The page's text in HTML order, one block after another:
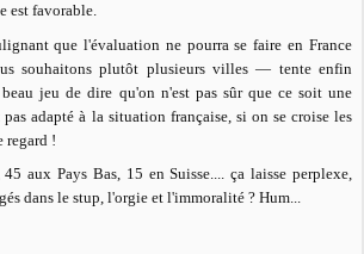
est favorable.
que l'évaluation ne pourra se faire en France
souhaitons plutôt plusieurs villes — tente enfin
jeu de dire qu'on n'est pas sûr que ce soit une
pas adapté à la situation française, si on se croise les
regard !
aux Pays Bas, 15 en Suisse.... ça laisse perplexe,
dans le stup, l'orgie et l'immoralité ? Hum...